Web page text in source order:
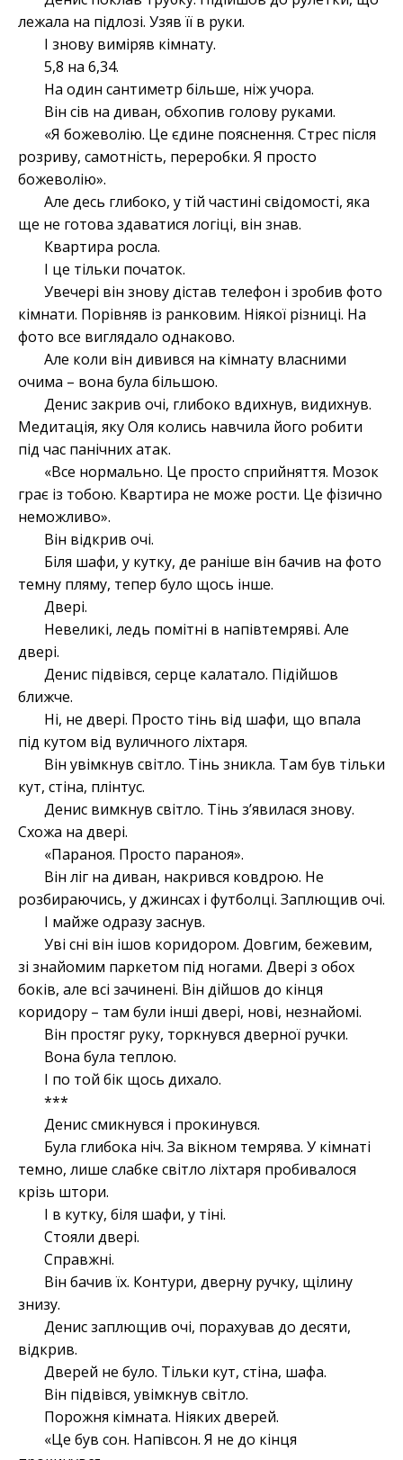
лежала на підлозі. Узяв її в руки.
І знову виміряв кімнату.
5,8 на 6,34.
На один сантиметр більше, ніж учора.
Він сів на диван, обхопив голову руками.
«Я божеволію. Це єдине пояснення. Стрес після
розриву, самотність, переробки. Я просто
божеволію».
Але десь глибоко, у тій частині свідомості, яка
ще не готова здаватися логіці, він знав.
Квартира росла.
І це тільки початок.
Увечері він знову дістав телефон і зробив фото
кімнати. Порівняв із ранковим. Ніякої різниці. На
фото все виглядало однаково.
Але коли він дивився на кімнату власними
очима – вона була більшою.
Денис закрив очі, глибоко вдихнув, видихнув.
Медитація, яку Оля колись навчила його робити
під час панічних атак.
«Все нормально. Це просто сприйняття. Мозок
грає із тобою. Квартира не може рости. Це фізично
неможливо».
Він відкрив очі.
Біля шафи, у кутку, де раніше він бачив на фото
темну пляму, тепер було щось інше.
Двері.
Невеликі, ледь помітні в напівтемряві. Але
двері.
Денис підвівся, серце калатало. Підійшов
ближче.
Ні, не двері. Просто тінь від шафи, що впала
під кутом від вуличного ліхтаря.
Він увімкнув світло. Тінь зникла. Там був тільки
кут, стіна, плінтус.
Денис вимкнув світло. Тінь з’явилася знову.
Схожа на двері.
«Параноя. Просто параноя».
Він ліг на диван, накрився ковдрою. Не
розбираючись, у джинсах і футболці. Заплющив очі.
І майже одразу заснув.
Уві сні він ішов коридором. Довгим, бежевим,
зі знайомим паркетом під ногами. Двері з обох
боків, але всі зачинені. Він дійшов до кінця
коридору – там були інші двері, нові, незнайомі.
Він простяг руку, торкнувся дверної ручки.
Вона була теплою.
І по той бік щось дихало.
***
Денис смикнувся і прокинувся.
Була глибока ніч. За вікном темрява. У кімнаті
темно, лише слабке світло ліхтаря пробивалося
крізь штори.
І в кутку, біля шафи, у тіні.
Стояли двері.
Справжні.
Він бачив їх. Контури, дверну ручку, щілину
знизу.
Денис заплющив очі, порахував до десяти,
відкрив.
Дверей не було. Тільки кут, стіна, шафа.
Він підвівся, увімкнув світло.
Порожня кімната. Ніяких дверей.
«Це був сон. Напівсон. Я не до кінця